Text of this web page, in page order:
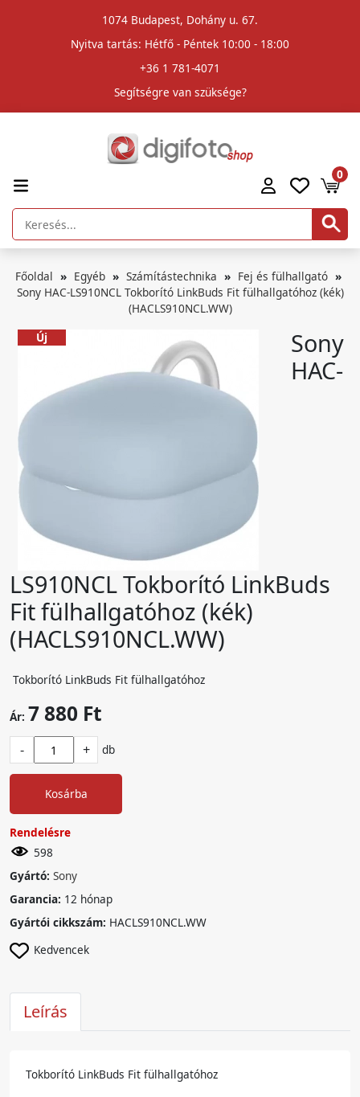
1074 Budapest, Dohány u. 67.
Nyitva tartás: Hétfő - Péntek 10:00 - 18:00
+36 1 781-4071
Segítségre van szüksége?
0
Főoldal Egyéb Számítástechnika
Fej és fülhallgató
Sony HAC-LS910NCL Tokborító LinkBuds Fit fülhallgatóhoz (kék)
(HACLS910NCL.WW)
Új
Sony
HAC-
LS910NCL Tokborító LinkBuds
Fit fülhallgatóhoz (kék)
(HACLS910NCL.WW)
Tokborító LinkBuds Fit fülhallgatóhoz
Ár: 7 880 Ft
- + db
Kosárba
Rendelésre
598
Gyártó: Sony
Garancia: 12 hónap
Gyártói cikkszám: HACLS910NCL.WW
Kedvencek
Leírás
Tokborító LinkBuds Fit fülhallgatóhoz